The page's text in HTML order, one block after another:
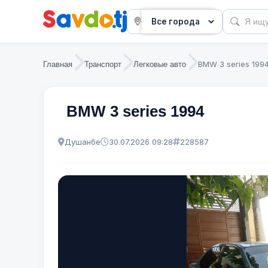
Главная Транспорт Легковые авто BMW 3 series
BMW 3 series 1994
Душанбе 30.07.2026 09:28 228587